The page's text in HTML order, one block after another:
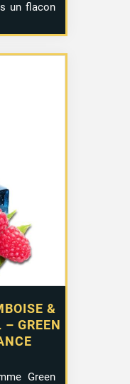
un flacon
&
GREEN
Green